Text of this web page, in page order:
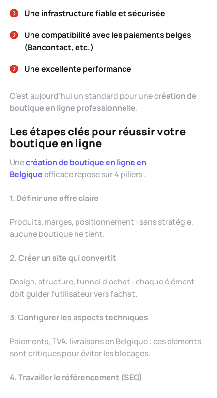
Une infrastructure fiable et sécurisée
Une compatibilité avec les paiements belges
(Bancontact, etc.)
Une excellente performance
C’est aujourd’hui un standard pour unecréation de
boutique en ligne professionnelle.
Les étapes clés pour réussir votre
boutique en ligne
Unecréation de boutique en ligne en
Belgiqueefficace repose sur 4 piliers :
1. Définir une offre claire
Produits, marges, positionnement : sans stratégie,
aucune boutique ne tient.
2. Créer un site qui convertit
Design, structure, tunnel d’achat : chaque élément
doit guider l’utilisateur vers l’achat.
3. Configurer les aspects techniques
Paiements, TVA, livraisons en Belgique : ces éléments
sont critiques pour éviter les blocages.
4. Travailler le référencement (SEO)